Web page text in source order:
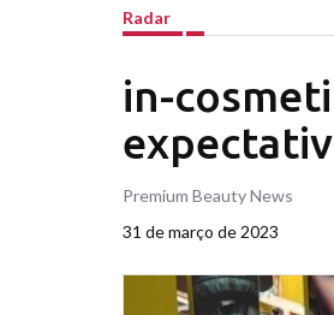
Radar
in-
Premium Beauty News
31 de março de 2023